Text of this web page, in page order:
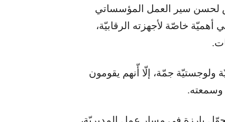
لحسن سير العمل المؤسساتي
خاصّة لأجهزته الرقابيّة،
ولوجستيّة جمّة، إلّا أّنهم يقومون
وسمعته.